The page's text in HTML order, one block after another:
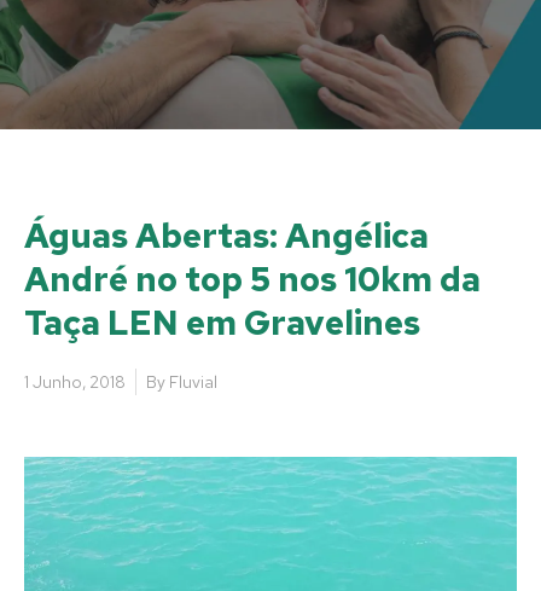
Águas Abertas: Angélica
André no top 5 nos 10km da
Taça LEN em Gravelines
1 Junho, 2018 By Fluvial